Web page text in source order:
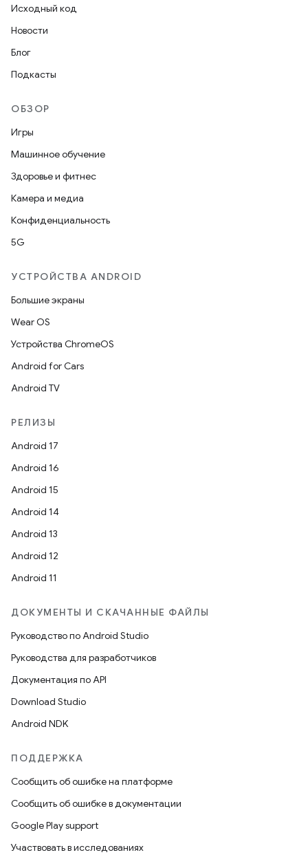
Исходный код
Новости
Блог
Подкасты
ОБЗОР
Игры
Машинное обучение
Здоровье и фитнес
Камера и медиа
Конфиденциальность
5G
УСТРОЙСТВА ANDROID
Большие экраны
Wear OS
Устройства ChromeOS
Android for Cars
Android TV
РЕЛИЗЫ
Android 17
Android 16
Android 15
Android 14
Android 13
Android 12
Android 11
ДОКУМЕНТЫ И СКАЧАННЫЕ ФАЙЛЫ
Руководство по Android Studio
Руководства для разработчиков
Документация по API
Download Studio
Android NDK
ПОДДЕРЖКА
Сообщить об ошибке на платформе
Сообщить об ошибке в документации
Google Play support
Участвовать в исследованиях